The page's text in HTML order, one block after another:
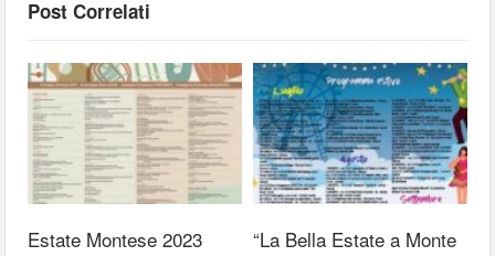
Post Correlati
Estate Montese 2023
“La Bella Estate a Monte